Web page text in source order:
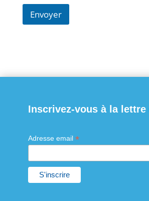
Envoyer
Inscrivez-vous à la
Adresse email *